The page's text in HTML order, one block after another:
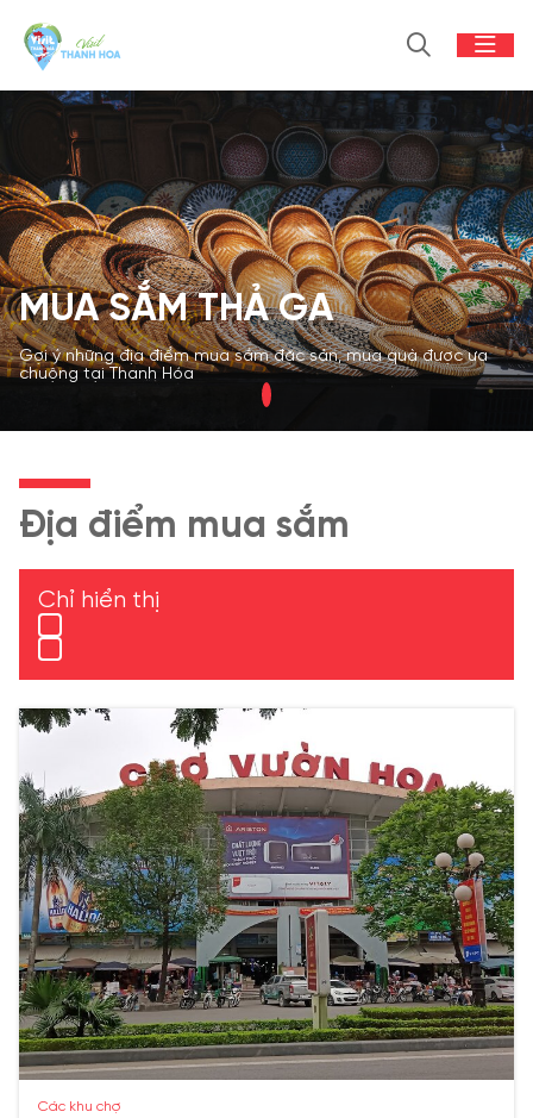
MUA SẮM THẢ GA
Gợi ý những địa điểm mua sắm đặc sản, mua quà được ưa
chuộng tại Thanh Hóa
Địa điểm mua sắm
Chỉ hiển thị
Các khu chợ